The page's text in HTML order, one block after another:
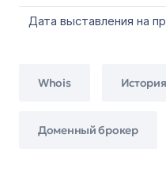
Дата выставления на
Whois
Доменный брокер